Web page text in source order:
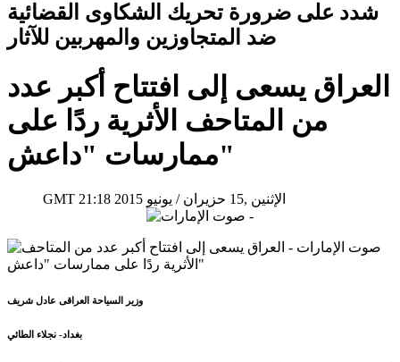
شدد على ضرورة تحريك الشكاوى القضائية
ضد المتجاوزين والمهربين للآثار
العراق يسعى إلى افتتاح أكبر عدد
من المتاحف الأثرية ردًا على
ممارسات "داعش"
GMT 21:18 2015 الإثنين ,15 حزيران / يونيو
وزير السياحة العراقى عادل شريف
بغداد- نجلاء الطائي